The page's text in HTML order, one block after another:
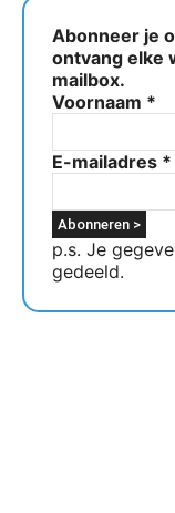
Abonneer je
ontvang elke
mailbox.
Voornaam *
E-mailadres *
p.s. Je
gedeeld.